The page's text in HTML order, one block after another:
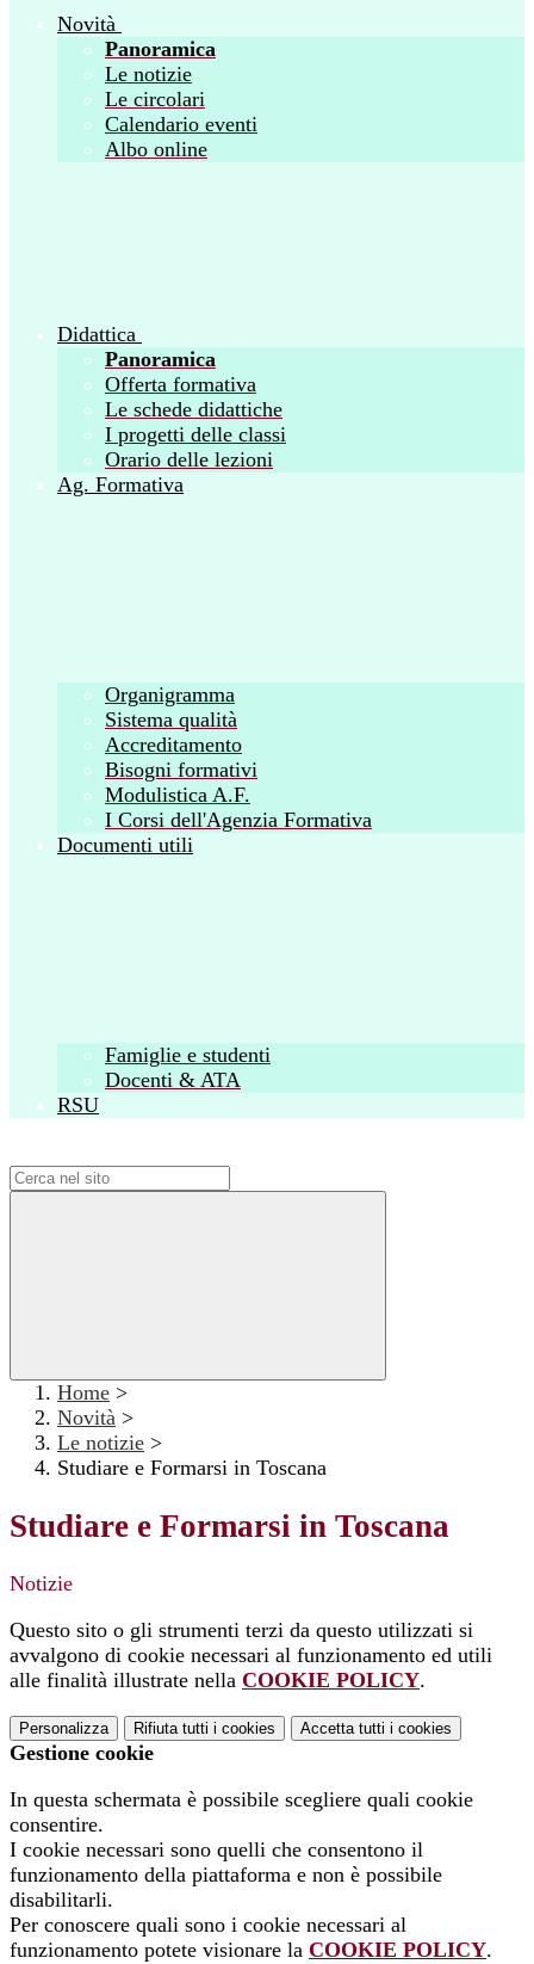
Novità
Panoramica
Le notizie
Le circolari
Calendario eventi
Albo online
Didattica
Panoramica
Offerta formativa
Le schede didattiche
I progetti delle classi
Orario delle lezioni
Ag. Formativa
Organigramma
Sistema qualità
Accreditamento
Bisogni formativi
Modulistica A.F.
I Corsi dell'Agenzia Formativa
Documenti utili
Famiglie e studenti
Docenti & ATA
RSU
Home >
Novità >
Le notizie >
Studiare e Formarsi in Toscana
Studiare e Formarsi in Toscana
Notizie
Questo sito o gli strumenti terzi da questo utilizzati si
avvalgono di cookie necessari al funzionamento ed utili
alle finalità illustrate nella COOKIE POLICY.
Personalizza Rifiuta tutti i cookies Accetta tutti i cookies
Gestione cookie
In questa schermata è possibile scegliere quali cookie
consentire.
I cookie necessari sono quelli che consentono il
funzionamento della piattaforma e non è possibile
disabilitarli.
Per conoscere quali sono i cookie necessari al
funzionamento potete visionare la COOKIE POLICY.